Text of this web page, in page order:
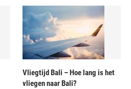
Vliegtijd Bali – Hoe lang is het
vliegen naar Bali?